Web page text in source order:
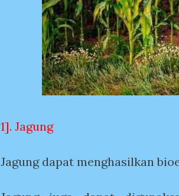
1]. Jagung
Jagung dapat menghasilkan